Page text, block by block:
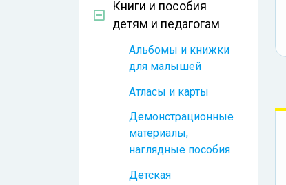
Книги и пособия
детям и педагогам
Альбомы и книжки
для малышей
Атласы и карты
Демонстрационные
материалы,
наглядные пособия
Детская